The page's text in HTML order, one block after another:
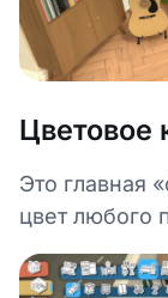
Цветовое
Это главная
цвет любого